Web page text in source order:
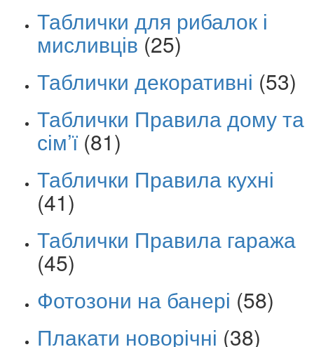
Таблички для рибалок і
мисливців (25)
Таблички декоративні (53)
Таблички Правила дому та
сім’ї (81)
Таблички Правила кухні
(41)
Таблички Правила гаража
(45)
Фотозони на банері (58)
Плакати новорічні (38)